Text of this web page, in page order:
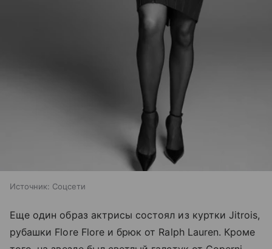
Источник: Соцсети
Еще один образ актрисы состоял из куртки Jitrois,
рубашки Flore Flore и брюк от Ralph Lauren. Кроме